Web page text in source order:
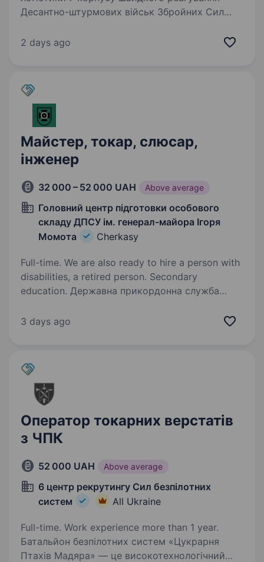
Десантно-штурмових військ Збройних Сил
підрозділи всім необхідним для успішного
2 days ago
Майстер, токар, слюсар,
інженер
32 000 – 52 000 UAH Above average
Головний центр підготовки особового
складу ДПСУ ім. генерал-майора Ігоря
Момота
Cherkasy
Full-time. We are also ready to hire a person with
disabilities, a retired person. Secondary
education. Державна прикордонна служба
проживання та самостійно обрати цікаву
3 days ago
Оператор токарних верстатів
з ЧПК
52 000 UAH Above average
6 центр рекрутингу Сил безпілотних
систем
All Ukraine
Full-time. Work experience more than 1 year.
Батальйон безпілотних систем «Цукрарня
Птахів Мадяра» — це високотехнологічний